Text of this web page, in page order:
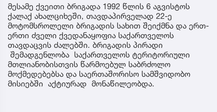
მესამე ქვეითი ბრიგადა 1992 წლის 6 აგვისტოს
ქალაქ ახალციხეში, თავდაპირველად 22-ე
მოტომსროლელი ბრიგადის სახით შეიქმნა და ერთ-
ერთი ძველი ქვედანაყოფია საქართველოს
თავდაცვის ძალებში. ბრიგადის პირადი
შემადგენლობა საქართველოს ტერიტორიული
მთლიანობისთვის წარმოებულ საბრძოლო
მოქმედებებსა და საერთაშორისო სამშვიდობო
მისიებში აქტიურად მონაწილეობდა.